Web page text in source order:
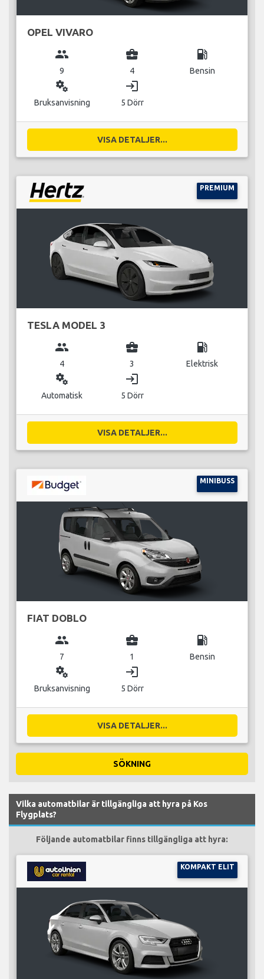
OPEL VIVARO
group
9
business_center
4
local_gas_station
Bensin
miscellaneous_services
Bruksanvisning
login
5 Dörr
VISA DETALJER...
PREMIUM
TESLA MODEL 3
group
4
business_center
3
local_gas_station
Elektrisk
miscellaneous_services
Automatisk
login
5 Dörr
VISA DETALJER...
MINIBUSS
FIAT DOBLO
group
7
business_center
1
local_gas_station
Bensin
miscellaneous_services
Bruksanvisning
login
5 Dörr
VISA DETALJER...
SÖKNING
Vilka automatbilar är tillgängliga att hyra på Kos
Flygplats?
Följande automatbilar finns tillgängliga att hyra:
KOMPAKT ELIT